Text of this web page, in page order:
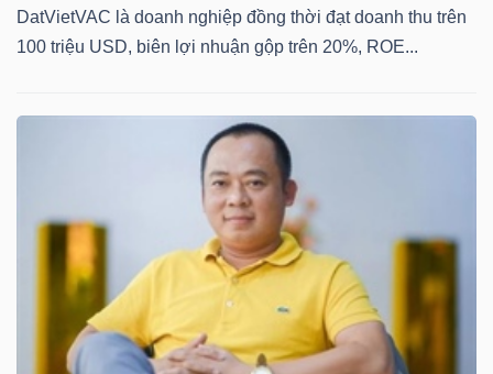
DatVietVAC là doanh nghiệp đồng thời đạt doanh thu trên
100 triệu USD, biên lợi nhuận gộp trên 20%, ROE...